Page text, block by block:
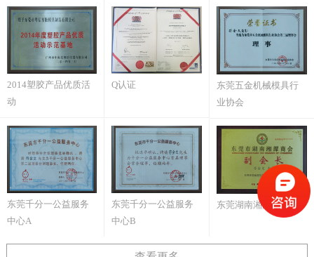
2014塑胶产品优质活
动
Q认证
东莞五金机械模具行
业协会
东莞千分一公益服务
中心A
东莞千分一公益服务
中心B
东莞湖南湘潭商会